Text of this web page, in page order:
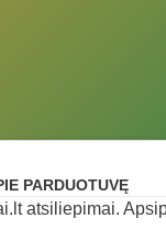
PARDUOTUVĘ
atsiliepimai.